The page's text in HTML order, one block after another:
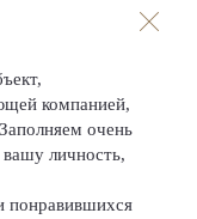
компанией,
очень
личность,
понравившихся